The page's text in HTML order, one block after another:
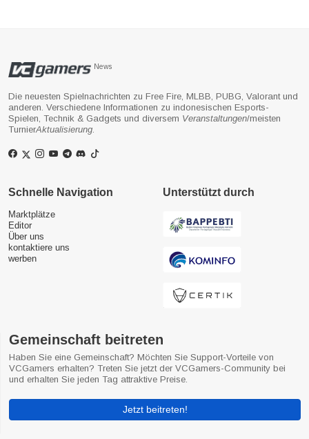
News
Die neuesten Spielnachrichten zu Free Fire, MLBB, PUBG, Valorant und
anderen. Verschiedene Informationen zu indonesischen Esports-
Spielen, Technik & Gadgets und diversem Veranstaltungen/meisten
TurnierAktualisierung
Schnelle Navigation
Marktplätze
Editor
Über uns
kontaktiere uns
werben
Unterstützt durch
Gemeinschaft beitreten
Haben Sie eine Gemeinschaft? Möchten Sie Support-Vorteile von
VCGamers erhalten? Treten Sie jetzt der VCGamers-Community bei
und erhalten Sie jeden Tag attraktive Preise.
Jetzt beitreten!